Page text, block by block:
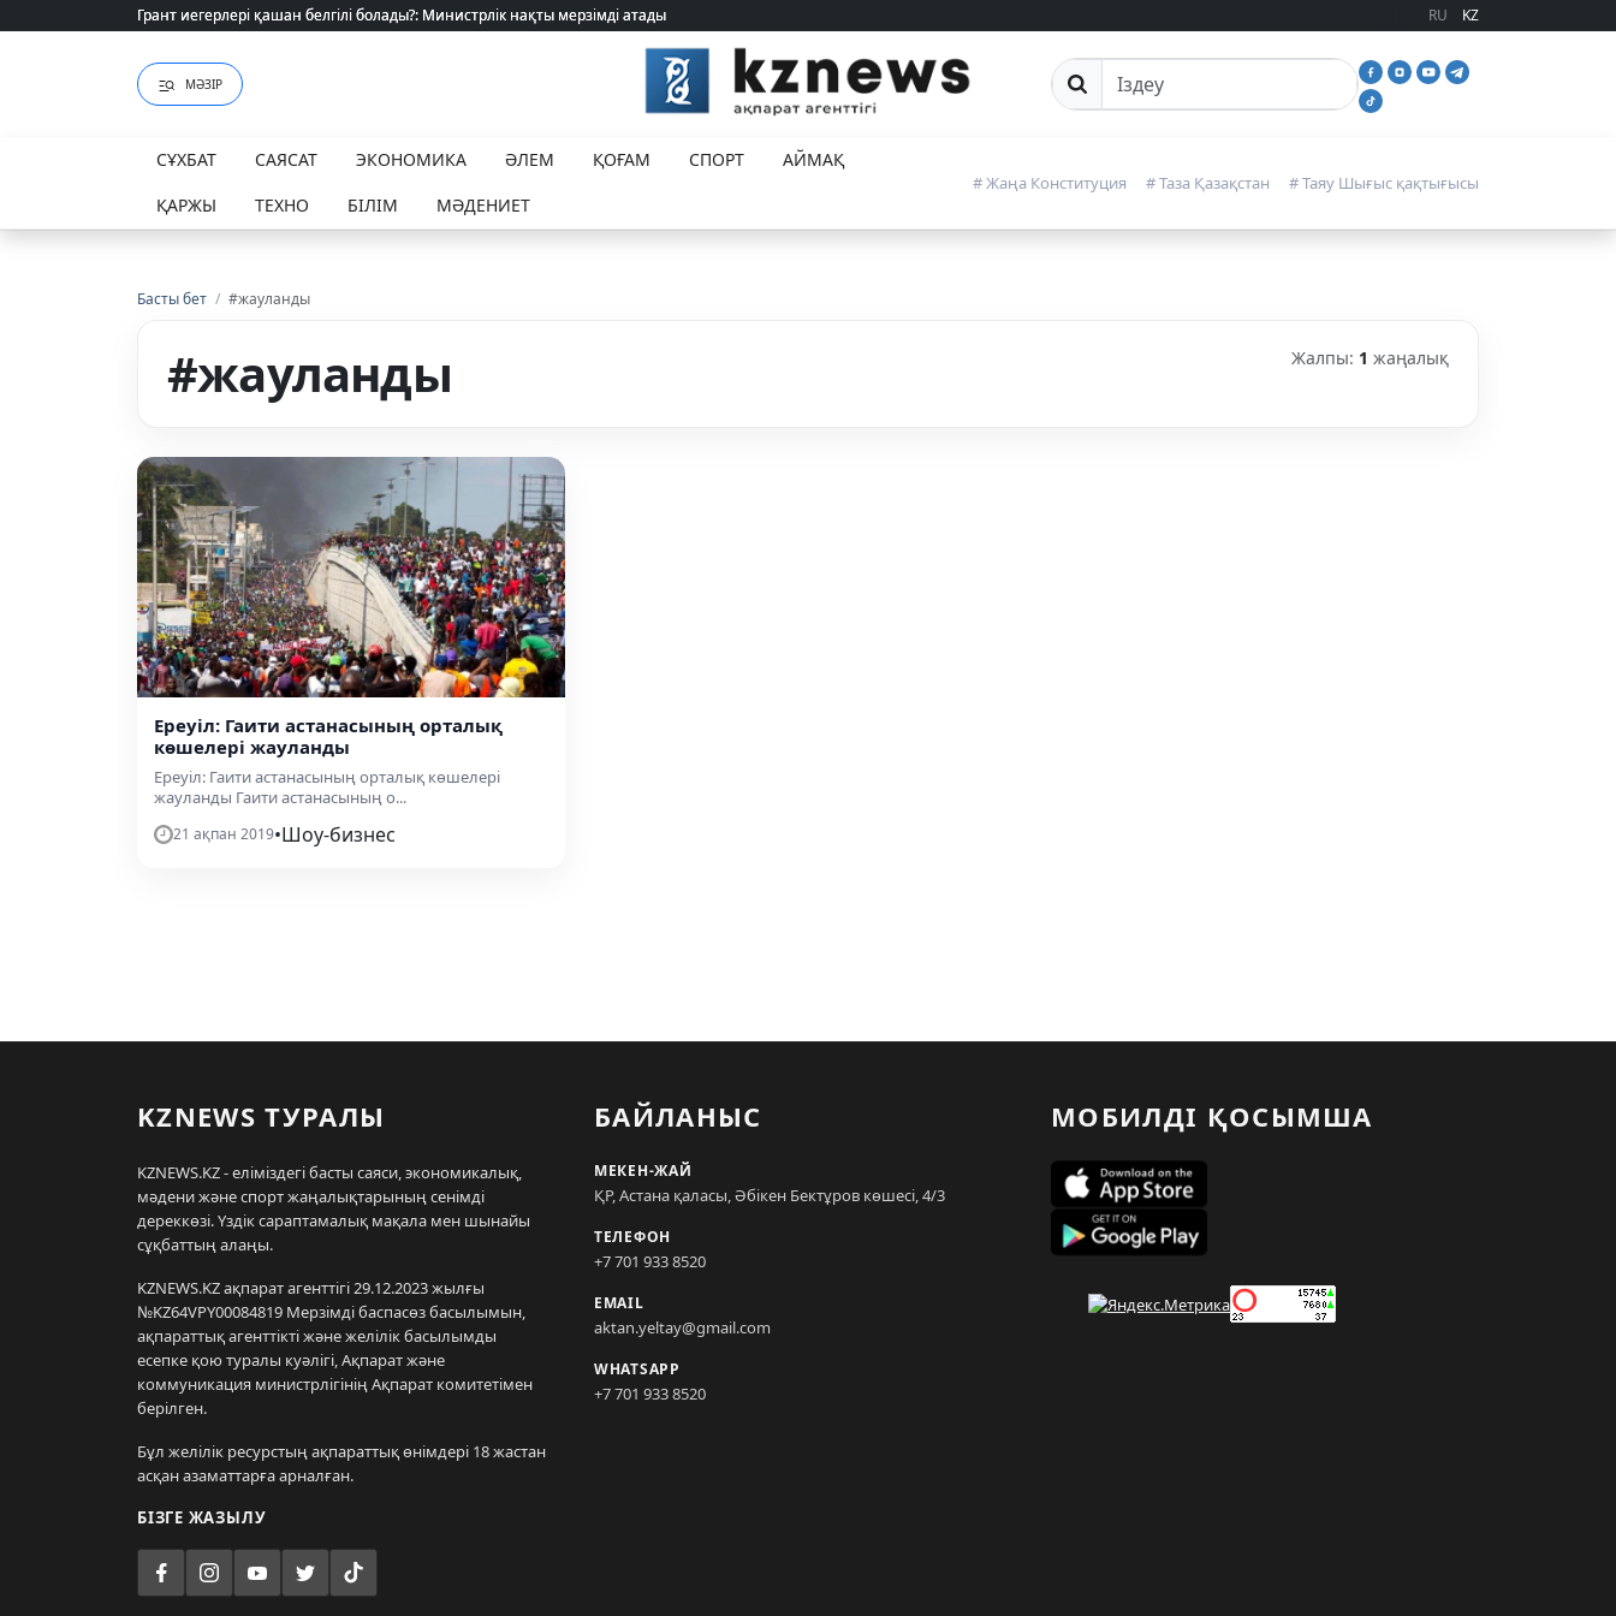
Грант иегерлері қашан белгілі болады?: Министрлік нақты мерзімді атады
Грант иегерлері қашан белгілі болады?: Министрлік нақты мерзімді атады RU KZ
МӘЗІР Сайттан іздеу
СҰХБАТ САЯСАТ ЭКОНОМИКА ӘЛЕМ ҚОҒАМ СПОРТ
АЙМАҚ
ҚАРЖЫ
ТЕХНО БІЛІМ МӘДЕНИЕТ
# Жаңа Конституция # Таза Қазақстан # Таяу Шығыс қақтығысы
Басты бет / #жауланды
#жауланды Жалпы: 1 жаңалық
Ереуіл: Гаити астанасының орталық
көшелері жауланды
Ереуіл: Гаити астанасының орталық көшелері
жауланды Гаити астанасының о...
21 ақпан 2019•Шоу-бизнес
KZNEWS ТУРАЛЫ
KZNEWS.KZ - еліміздегі басты саяси, экономикалық,
мәдени және спорт жаңалықтарының сенімді
дереккөзі. Үздік сараптамалық мақала мен шынайы
сұқбаттың алаңы.
KZNEWS.KZ ақпарат агенттігі 29.12.2023 жылғы
№KZ64VPY00084819 Мерзімді баспасөз басылымын,
ақпараттық агенттікті және желілік басылымды
есепке қою туралы куәлігі, Ақпарат және
коммуникация министрлігінің Ақпарат комитетімен
берілген.
Бұл желілік ресурстың ақпараттық өнімдері 18 жастан
асқан азаматтарға арналған.
БІЗГЕ ЖАЗЫЛУ
БАЙЛАНЫС
МЕКЕН-ЖАЙ
ҚР, Астана қаласы, Әбікен Бектұров көшесі, 4/3
ТЕЛЕФОН
+7 701 933 8520
EMAIL
aktan.yeltay@gmail.com
WHATSAPP
+7 701 933 8520
МОБИЛДІ ҚОСЫМША